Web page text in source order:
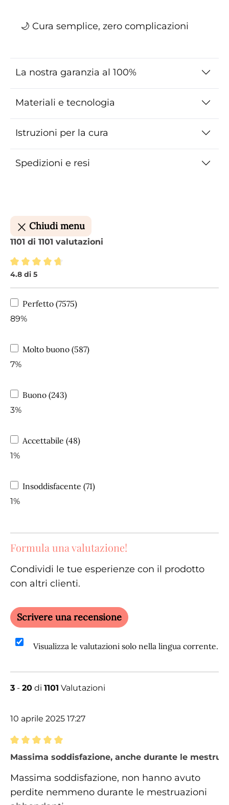
🌙 Cura semplice, zero complicazioni
La nostra garanzia al 100%
Materiali e tecnologia
Istruzioni per la cura
Spedizioni e resi
Chiudi menu
1101 di 1101 valutazioni
Valutazione media di 4.8 su 5 stelle
4.8 di 5
Perfetto (7575)
89%
Molto buono (587)
7%
Buono (243)
3%
Accettabile (48)
1%
Insoddisfacente (71)
1%
Formula una valutazione!
Condividi le tue esperienze con il prodotto
con altri clienti.
Scrivere una recensione
Visualizza le valutazioni solo nella lingua corrente.
3 - 20 di 1101 Valutazioni
10 aprile 2025 17:27
Recensione con valutazione di 5 su 5 stelle
Massima soddisfazione, anche durante le
Massima soddisfazione, non hanno avuto
perdite nemmeno durante le mestruazioni